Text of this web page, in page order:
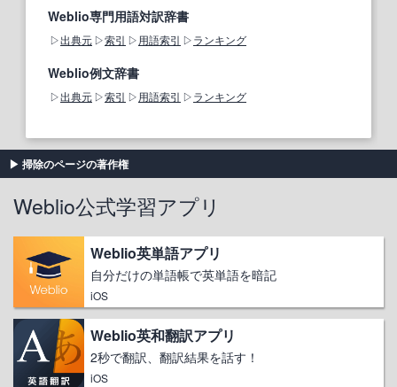
Weblio専門用語対訳辞書
出典元 索引 用語索引 ランキング
Weblio例文辞書
出典元 索引 用語索引 ランキング
掃除のページの著作権
Weblio公式学習アプリ
Weblio英単語アプリ
自分だけの単語帳で英単語を暗記
iOS
Weblio英和翻訳アプリ
2秒で翻訳、翻訳結果を話す！
iOS